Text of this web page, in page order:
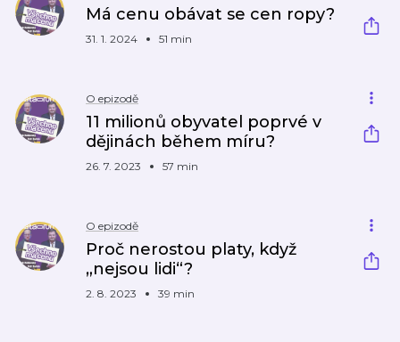
Má cenu obávat se cen ropy?
31. 1. 2024 51 min
O epizodě
11 milionů obyvatel poprvé v
dějinách během míru?
26. 7. 2023 57 min
O epizodě
Proč nerostou platy, když
„nejsou lidi“?
2. 8. 2023 39 min